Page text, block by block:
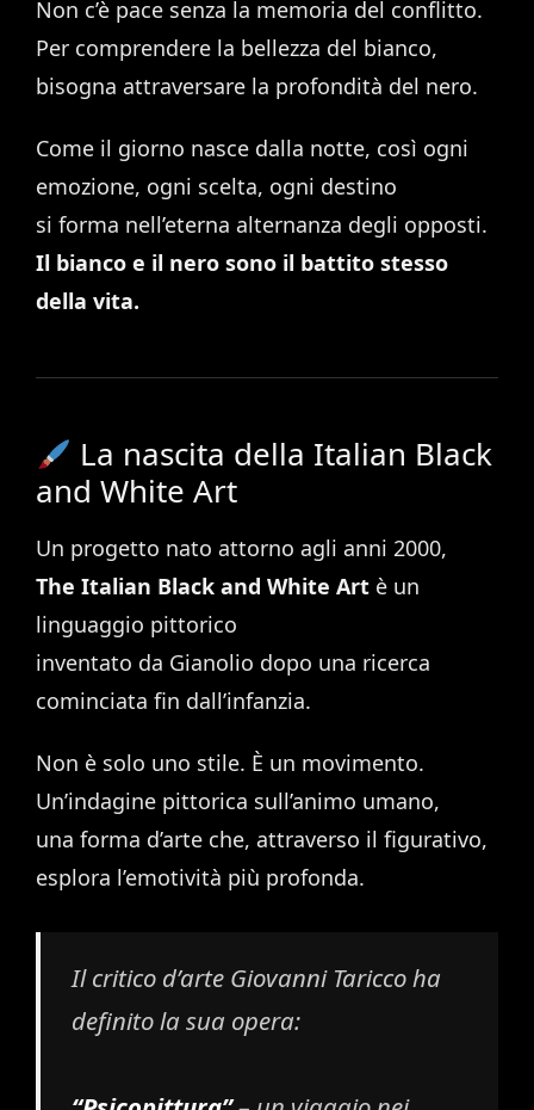
Non c’è pace senza la memoria del conflitto.
Per comprendere la bellezza del bianco,
bisogna attraversare la profondità del nero.
Come il giorno nasce dalla notte, così ogni
emozione, ogni scelta, ogni destino
si forma nell’eterna alternanza degli opposti.
Il bianco e il nero sono il battito stesso
della vita.
La nascita della Italian Black
and White Art
Un progetto nato attorno agli anni 2000,
The Italian Black and White Art è un
linguaggio pittorico
inventato da Gianolio dopo una ricerca
cominciata fin dall’infanzia.
Non è solo uno stile. È un movimento.
Un’indagine pittorica sull’animo umano,
una forma d’arte che, attraverso il figurativo,
esplora l’emotività più profonda.
Il critico d’arte Giovanni Taricco ha
definito la sua opera: